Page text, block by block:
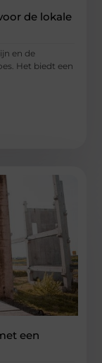
de lokale
en de
Het biedt een
een